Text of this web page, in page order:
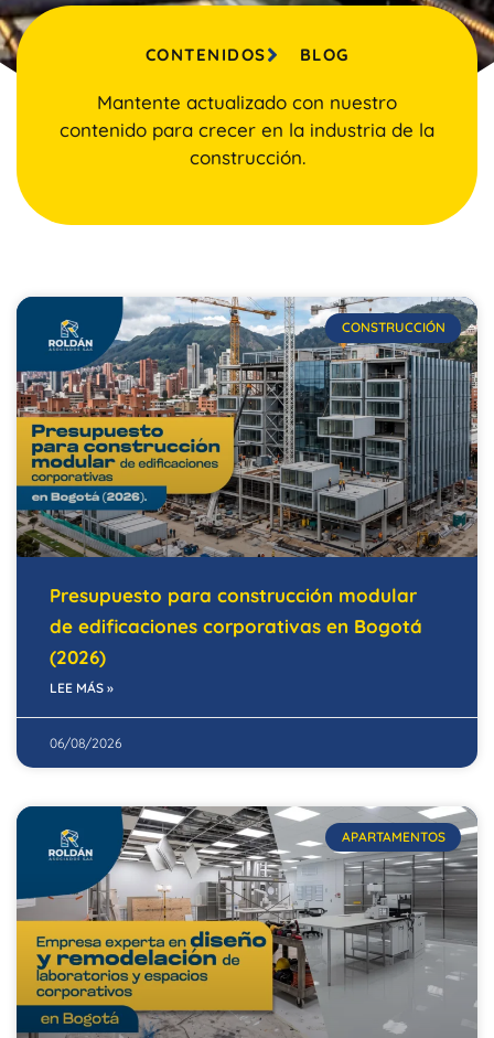
CONTENIDOS BLOG
Mantente actualizado con nuestro
contenido para crecer en la industria de la
construcción.
CONSTRUCCIÓN
Presupuesto para construcción modular
de edificaciones corporativas en Bogotá
(2026)
LEE MÁS »
06/08/2026
APARTAMENTOS